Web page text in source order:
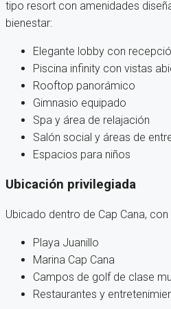
tipo resort con amenidades
bienestar:
Elegante lobby con
Piscina infinity con vistas
Rooftop panorámico
Gimnasio equipado
Spa y área de relajación
Salón social y áreas de
Espacios para niños
Ubicación privilegiada
Ubicado dentro de Cap Cana,
Playa Juanillo
Marina Cap Cana
Campos de golf de clase
Restaurantes y